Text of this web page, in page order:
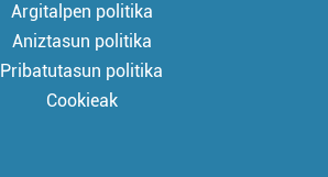
Argitalpen politika
Aniztasun politika
Pribatutasun politika
Cookieak